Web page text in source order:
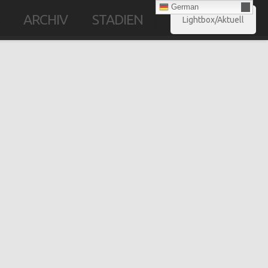
ARCHIV STADIEN
German
Lightbox/Aktuell